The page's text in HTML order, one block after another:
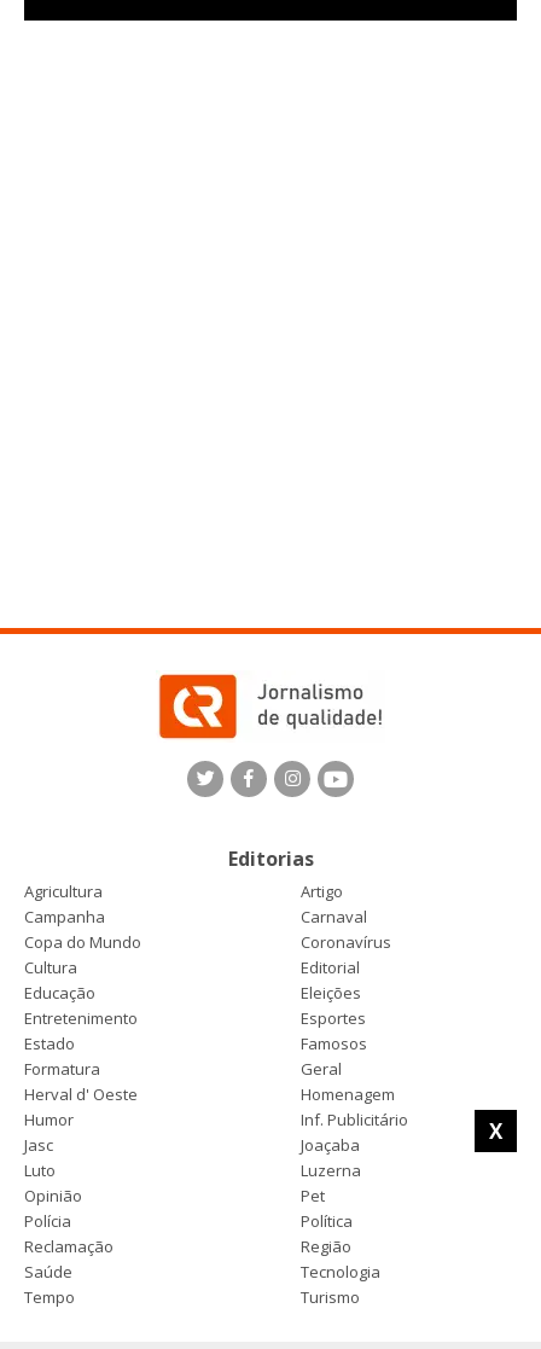
X
Editorias
Agricultura
Artigo
Campanha
Carnaval
Copa do Mundo
Coronavírus
Cultura
Editorial
Educação
Eleições
Entretenimento
Esportes
Estado
Famosos
Formatura
Geral
Herval d' Oeste
Homenagem
Humor
Inf. Publicitário
Jasc
Joaçaba
Luto
Luzerna
Opinião
Pet
Polícia
Política
Reclamação
Região
Saúde
Tecnologia
Tempo
Turismo